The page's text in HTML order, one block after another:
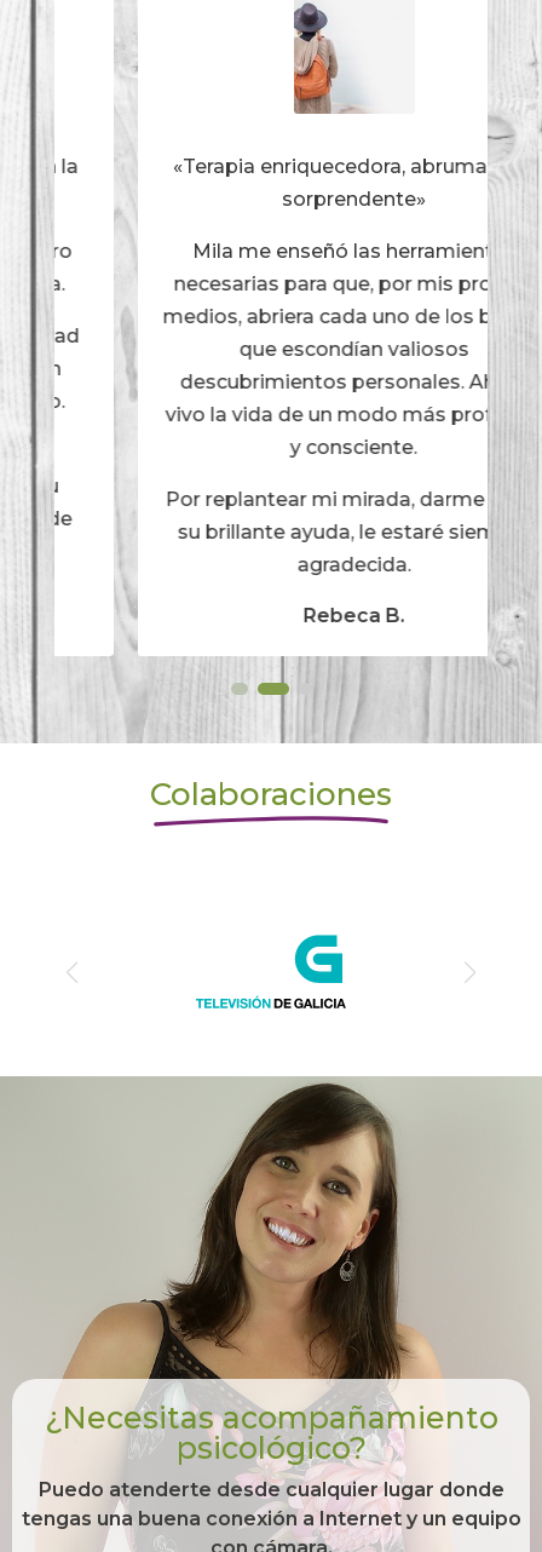
«Terapia enriquecedora, abrumante y
sorprendente»
Mila me enseñó las herramientas
necesarias para que, por mis propios
medios, abriera cada uno de los baúles
que escondían valiosos
descubrimientos personales. Ahora
vivo la vida de un modo más profundo
y consciente.
Por replantear mi mirada, darme paz y
su brillante ayuda, le estaré siempre
agradecida.
Rebeca B.
Colaboraciones
¿Necesitas acompañamiento
psicológico?
Puedo atenderte desde cualquier lugar donde
tengas una buena conexión a Internet y un equipo